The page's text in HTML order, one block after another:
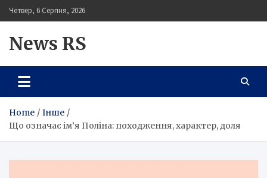
Skip
to
Четвер, 6 Серпня, 2026
News RS
Home
Інше
Що означає ім’я Поліна: походження, характер, доля